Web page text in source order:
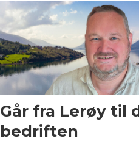
Går fra Lerøy til
bedriften